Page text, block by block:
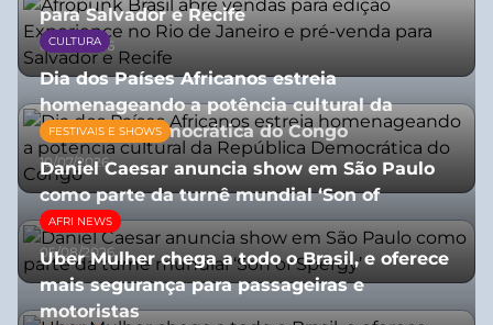
para Salvador e Recife
03/08/2026
CULTURA
Dia dos Países Africanos estreia
homenageando a potência cultural da
República Democrática do Congo
10/07/2026
FESTIVAIS E SHOWS
Daniel Caesar anuncia show em São Paulo
como parte da turnê mundial ‘Son of
Spergy’
05/08/2026
AFRI NEWS
Uber Mulher chega a todo o Brasil, e oferece
mais segurança para passageiras e
motoristas